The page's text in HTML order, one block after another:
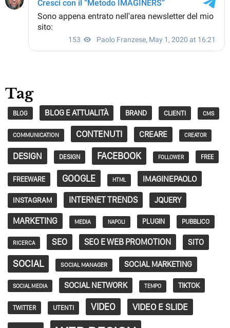
Tag
BLOG BLOG E ATTUALITÀ BRAND CLIENTI CMS
COMMUNICATION CONTENUTI CREARE CREATOR
DESIGN DESIGN FACEBOOK FOLLOWER FREE
FREEWARE GOOGLE HTML IMAGINEPAOLO
INSTAGRAM INTERNET TRENDS JQUERY
MARKETING MEDIA NAPOLI PLUGIN PUBBLICO
RICERCA SEO SEO E WEB PROMOTION SITO
SOCIAL SOCIAL MANAGER SOCIAL MARKETING
SOCIAL MEDIA SOCIAL NETWORK TEMPO TIKTOK
TWITTER UTENTI VIDEO VIDEO E SLIDE